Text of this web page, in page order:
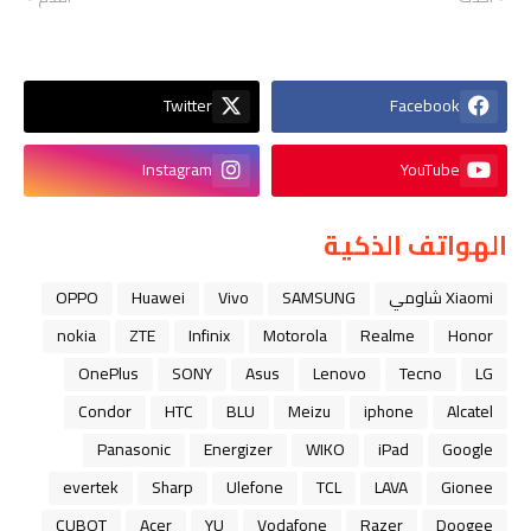
Facebook
Twitter
YouTube
Instagram
الهواتف الذكية
Xiaomi شاومي SAMSUNG
Vivo
Huawei
OPPO
Honor
Realme
Motorola
Infinix
ZTE
nokia
LG
Tecno
Lenovo
Asus
SONY
OnePlus
Alcatel
iphone
Meizu
BLU
HTC
Condor
Google
iPad
WIKO
Energizer
Panasonic
Gionee
LAVA
TCL
Ulefone
Sharp
evertek